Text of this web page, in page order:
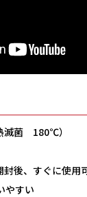
滅菌 180℃）
後、すぐに使用
やすい